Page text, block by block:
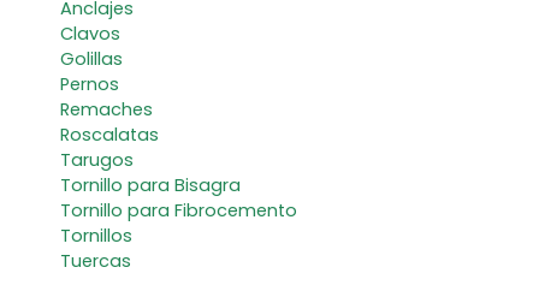
Anclajes
Clavos
Golillas
Pernos
Remaches
Roscalatas
Tarugos
Tornillo para Bisagra
Tornillo para Fibrocemento
Tornillos
Tuercas